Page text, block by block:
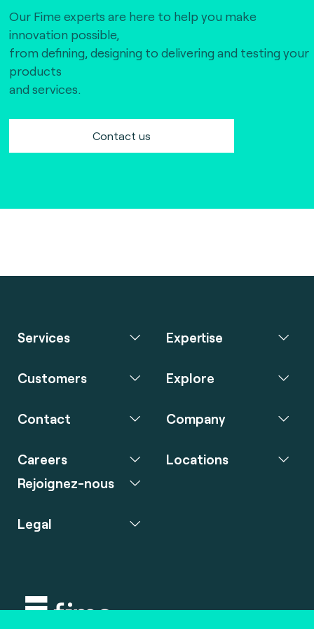
Our Fime experts are here to help you make
innovation possible,
from defining, designing to delivering and testing your
products
and services.
Contact us
Services Expertise
Customers Explore
Contact Company
Careers
Rejoignez-nous
Locations
Legal